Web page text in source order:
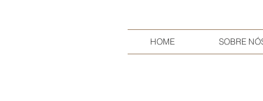
HOME SOBRE